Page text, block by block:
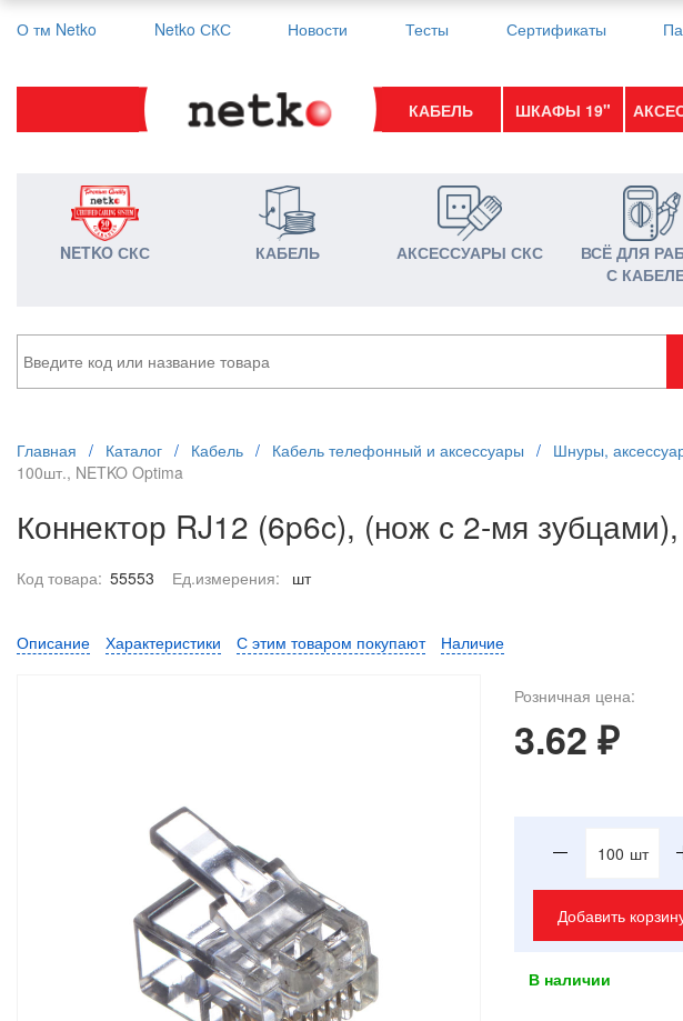
О тм Netko Netko СКС Новости Тесты Сертификаты
КАБЕЛЬ ШКАФЫ 19"
NETKO СКС КАБЕЛЬ АКСЕССУАРЫ СКС
ВСЁ ДЛЯ
С
Главная / Каталог / Кабель / Кабель телефонный и аксессуары / Шнуры,
100шт., NETKO Optima
Коннектор RJ12 (6p6c), (нож с 2-мя
Код товара: 55553 Ед.измерения: шт
Описание Характеристики С этим товаром покупают Наличие
Розничная цена:
3.62 ₽
шт
Добавить
В наличии